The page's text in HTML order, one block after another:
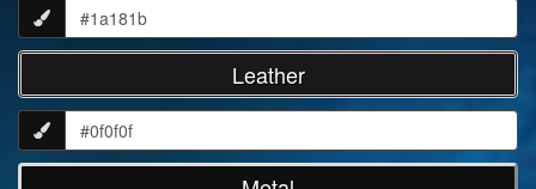
Leather